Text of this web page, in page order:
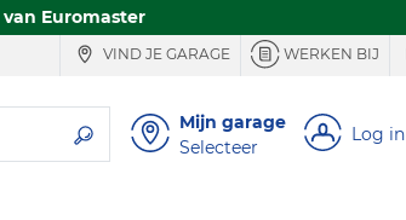
Euromaster
VIND JE GARAGE WERKEN BIJ
Mijn garage
Selecteer
Log in